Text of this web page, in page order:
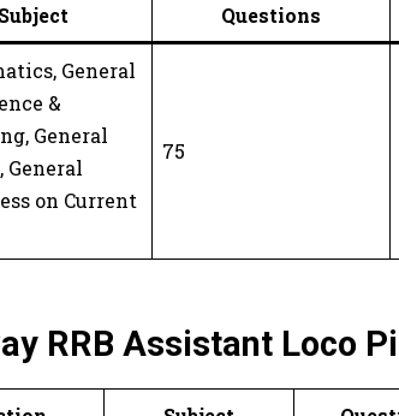
Subject Questions
General
&
General
General
on Current
75
RRB Assistant Loco